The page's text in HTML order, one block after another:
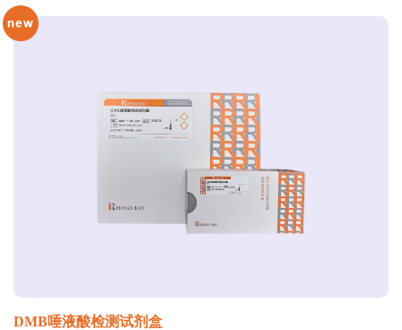
DMB唾液酸检测试剂盒